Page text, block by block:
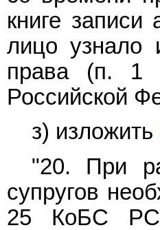
книге записи
лицо узнало
права (п. 1
Российской
з) изложить
"20. При
супругов
25 КоБС